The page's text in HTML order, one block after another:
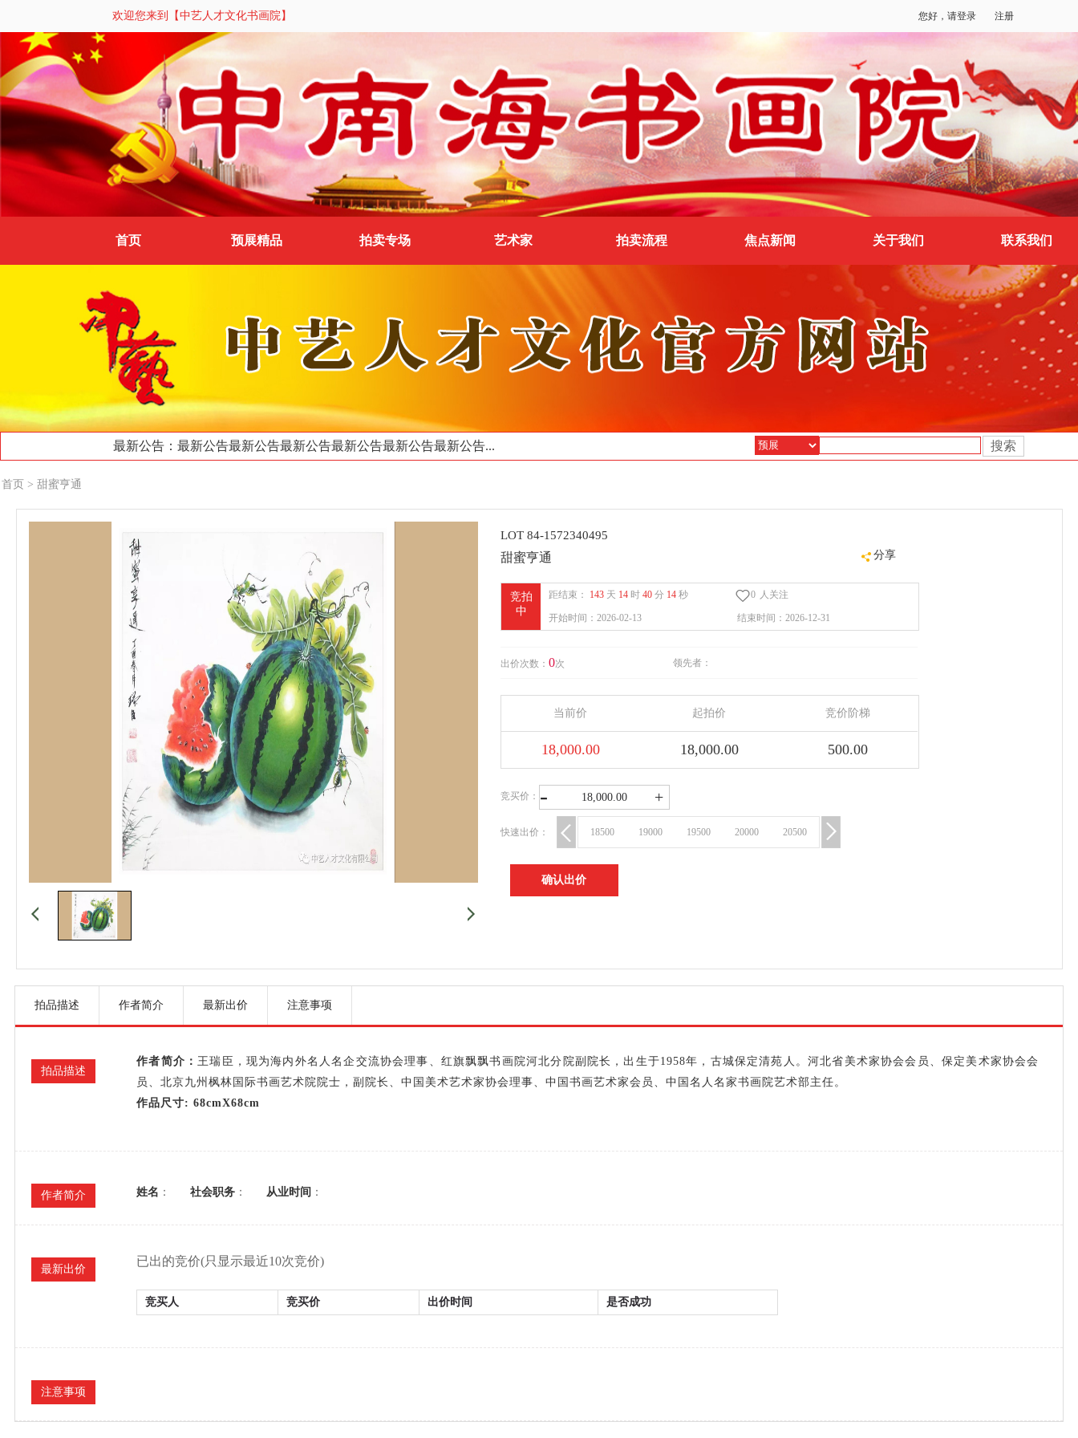
欢迎您来到【中艺人才文化书画院】 您好，请登录 注册
首页 预展精品 拍卖专场 艺术家 拍卖流程 焦点新闻 关于我们 联系我们
最新公告：最新公告最新公告最新公告最新公告最新公告最新公告... 搜索
首页 > 甜蜜亨通
LOT 84-1572340495
甜蜜亨通 分享
竞拍
中
距结束 ： 143天 14时 40分 13秒 0 人关注
开始时间： 2026-02-13 结束时间： 2026-12-31
出价次数： 0次 领先者：
当前价 起拍价 竞价阶梯
18,000.00 18,000.00 500.00
竞买价： - 18,000.00 +
快速出价： 18500 19000 19500 20000 20500
确认出价
拍品描述 作者简介 最新出价 注意事项
拍品描述
作者简介：王瑞臣，现为海内外名人名企交流协会理事、红旗飘飘书画院河北分院副院长，出生于1958年，古城保定清苑人。河北省美术家协会会员、保定美术家协会会
员、北京九州枫林国际书画艺术院院士，副院长、中国美术艺术家协会理事、中国书画艺术家会员、中国名人名家书画院艺术部主任。
作品尺寸: 68cmX68cm
作者简介 姓名 ： 社会职务 ： 从业时间 ：
最新出价
已出的竞价(只显示最近10次竞价)
竞买人 竞买价 出价时间 是否成功
注意事项